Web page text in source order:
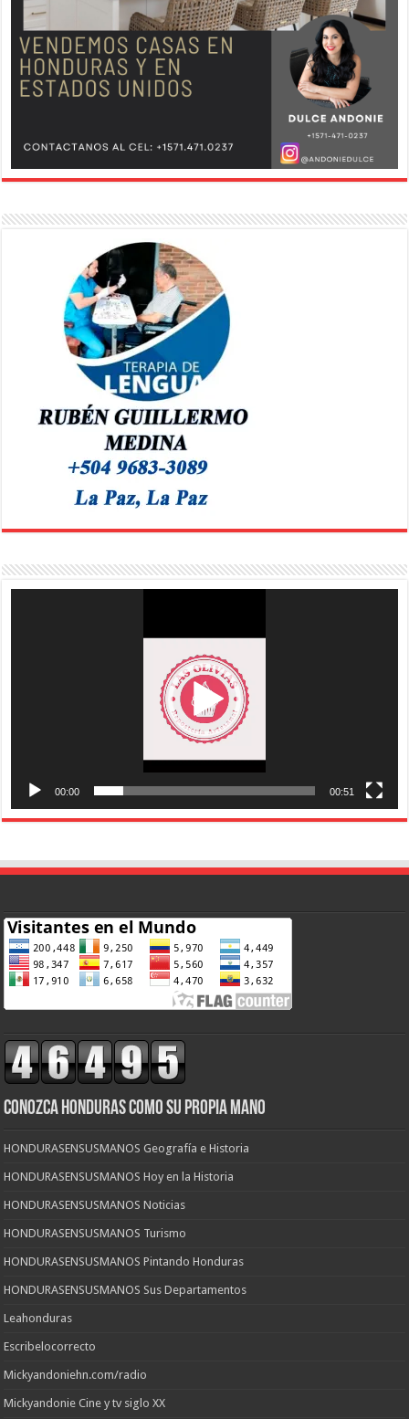
00:00 00:51
CONOZCA HONDURAS COMO SU PROPIA MANO
HONDURASENSUSMANOS Geografía e Historia
HONDURASENSUSMANOS Hoy en la Historia
HONDURASENSUSMANOS Noticias
HONDURASENSUSMANOS Turismo
HONDURASENSUSMANOS Pintando Honduras
HONDURASENSUSMANOS Sus Departamentos
Leahonduras
Escribelocorrecto
Mickyandoniehn.com/radio
Mickyandonie Cine y tv siglo XX